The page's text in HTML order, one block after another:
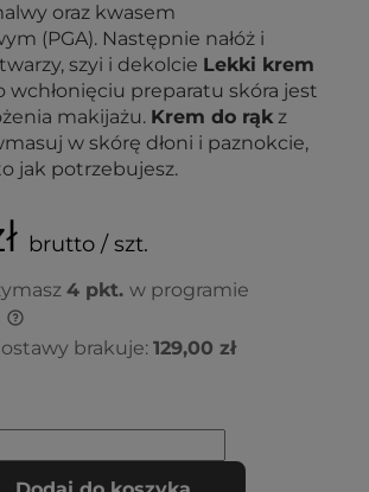
oraz kwasem
(PGA). Następnie nałóż i
szyi i dekolcie Lekki krem
wchłonięciu preparatu skóra jest
makijażu. Krem do rąk z
w skórę dłoni i paznokcie,
jak potrzebujesz.
brutto / szt.
4 pkt. w programie
brakuje: 129,00 zł